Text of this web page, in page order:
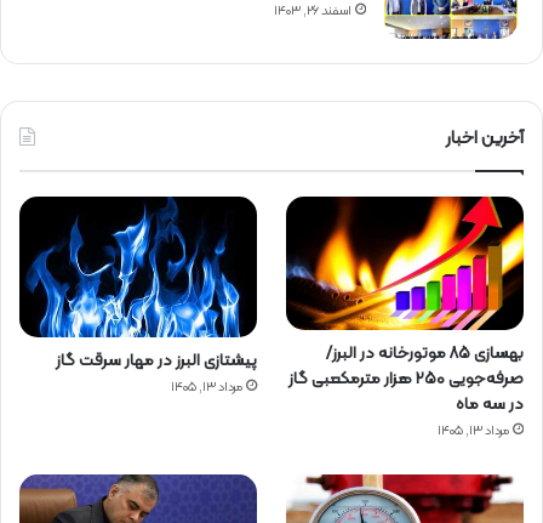
اسفند ۲۶, ۱۴۰۳
آخرین اخبار
بهسازی ۸۵ موتورخانه در البرز/
صرفه‌جویی ۲۵۰ هزار مترمکعبی گاز
در سه ماه
مرداد ۱۳, ۱۴۰۵
پیشتازی البرز در مهار سرقت گاز
مرداد ۱۳, ۱۴۰۵